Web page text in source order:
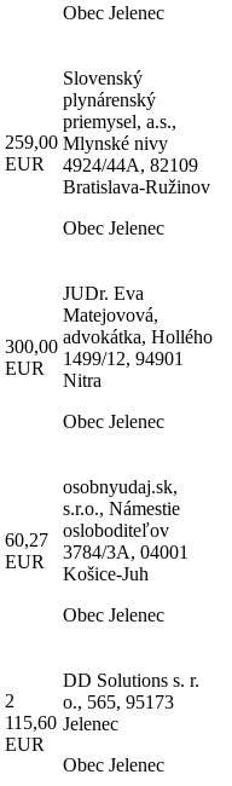
Obec Jelenec
259,00
EUR
Slovenský
plynárenský
priemysel, a.s.,
Mlynské nivy
4924/44A, 82109
Bratislava-Ružinov
Obec Jelenec
300,00
EUR
JUDr. Eva
Matejovová,
advokátka, Hollého
1499/12, 94901
Nitra
Obec Jelenec
60,27
EUR
osobnyudaj.sk,
s.r.o., Námestie
osloboditeľov
3784/3A, 04001
Košice-Juh
Obec Jelenec
2
115,60
EUR
DD Solutions s. r.
o., 565, 95173
Jelenec
Obec Jelenec